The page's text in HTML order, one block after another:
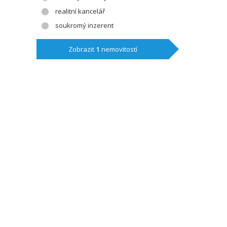
realitní kancelář
soukromý inzerent
Zobrazit 1 nemovitostí